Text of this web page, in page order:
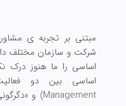
مبتنی بر تجربه ی
شرکت و سازمان مختلف
اساسی را ما هنوز درک
اساسی بین دو
Management) و «دگرگونی و تحول» (